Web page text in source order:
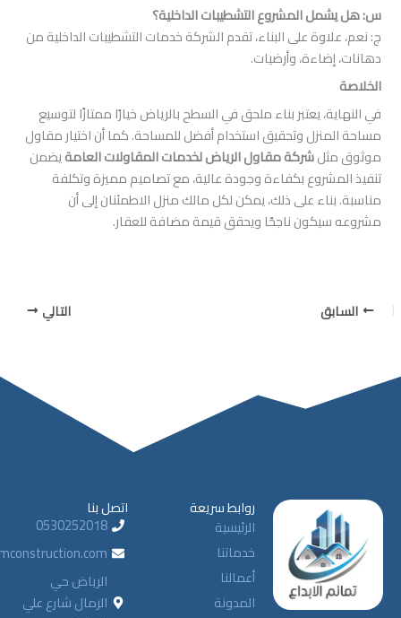
التشطيبات الداخلية؟
على البناء، تقدم الشركة خدمات التشطيبات الداخلية من
وأرضيات.
يعتبر بناء ملحق في السطح بالرياض خيارًا ممتازًا لتوسيع
وتحقيق استخدام أفضل للمساحة. كما أن اختيار مقاول
شركة مقاول الرياض لخدمات المقاولات العامةيضمن
بكفاءة وجودة عالية، مع تصاميم مميزة وتكلفة
على ذلك، يمكن لكل مالك منزل الاطمئنان إلى أن
ناجحًا ويحقق قيمة مضافة للعقار.
روابط سريعة
الرئيسية
خدماتنا
أعمالنا
المدونة
اتصل بنا
0530252018
info@tamayimconstruction.com
الرمال شارع علي